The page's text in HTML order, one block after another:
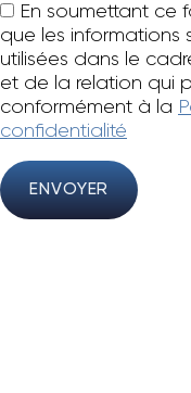
En soumettant ce
que les informations
utilisées dans le
et de la relation qui
conformément à la
confidentialité
ENVOYER